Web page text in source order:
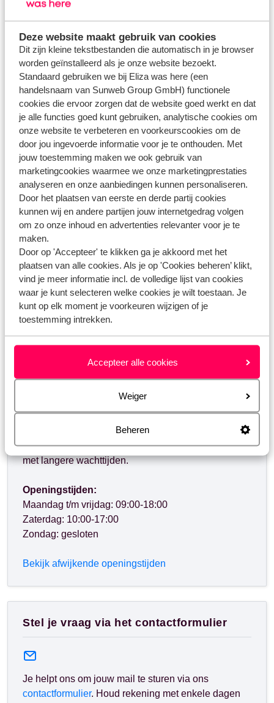
Deze website maakt gebruik van cookies
Dit zijn kleine tekstbestanden die automatisch in je browser
worden geïnstalleerd als je onze website bezoekt.
Standaard gebruiken we bij Eliza was here (een
handelsnaam van Sunweb Group GmbH) functionele
cookies die ervoor zorgen dat de website goed werkt en dat
je alle functies goed kunt gebruiken, analytische cookies om
onze website te verbeteren en voorkeurscookies om de
door jou ingevoerde informatie voor je te onthouden. Met
jouw toestemming maken we ook gebruik van
marketingcookies waarmee we onze marketingprestaties
analyseren en onze aanbiedingen kunnen personaliseren.
Door het plaatsen van eerste en derde partij cookies
kunnen wij en andere partijen jouw internetgedrag volgen
om zo onze inhoud en advertenties relevanter voor je te
maken.
Door op 'Accepteer' te klikken ga je akkoord met het
plaatsen van alle cookies. Als je op 'Cookies beheren’ klikt,
vind je meer informatie incl. de volledige lijst van cookies
waar je kunt selecteren welke cookies je wilt toestaan. Je
kunt op elk moment je voorkeuren wijzigen of je
toestemming intrekken.
Accepteer alle cookies
Weiger
Beheren
vlucht hebt gemist, heb je geen recht op restitutie. Eliza is
De last minutes van Eliza was here vind je opdeze pagina
Vragen over hetzelfde onderwerp
Wanneer ontvang ik de factuur van een last minute
boeking?
Hoe ontvang ik de reisbescheiden van een last minute
boeking?
Gerelateerde vragen
Kan ik mijn vakantie omboeken (omruilgarantie)?
Kan ik een (voor)naam wijzigen?
Kan ik een aanhef wijzigen?
Hoe kan ik een adreswijziging doorvoeren?
WhatsApp ons op het nummer
hetzelfde nummer ook bellen, houd dan rekening
met langere wachttijden.
Openingstijden:
Maandag t/m vrijdag: 09:00-18:00
Zaterdag: 10:00-17:00
Zondag: gesloten
Bekijk afwijkende openingstijden
Stel je vraag via het contactformulier
Je helpt ons om jouw mail te sturen via ons
contactformulier. Houd rekening met enkele dagen